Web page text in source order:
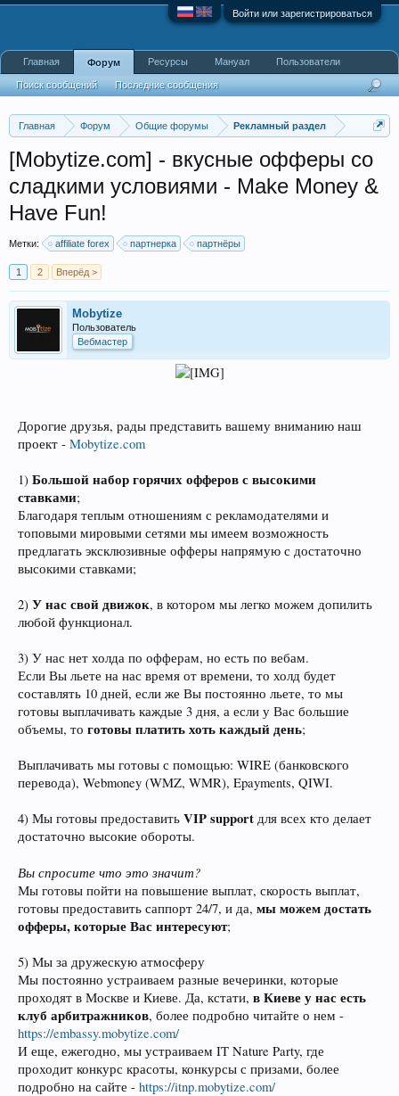
Войти или зарегистрироваться
Главная Форум Общие форумы Рекламный раздел
[Mobytize.com] - вкусные офферы со
сладкими условиями - Make Money &
Have Fun!
Метки: affiliate forex партнерка партнёры
1 2 Вперёд >
Mobytize
Пользователь
Вебмастер
Дорогие друзья, рады представить вашему вниманию наш
проект - Mobytize.com
1) Большой набор горячих офферов с высокими
ставками;
Благодаря теплым отношениям с рекламодателями и
топовыми мировыми сетями мы имеем возможность
предлагать эксклюзивные офферы напрямую с достаточно
высокими ставками;
2) У нас свой движок, в котором мы легко можем допилить
любой функционал.
3) У нас нет холда по офферам, но есть по вебам.
Если Вы льете на нас время от времени, то холд будет
составлять 10 дней, если же Вы постоянно льете, то мы
готовы выплачивать каждые 3 дня, а если у Вас большие
объемы, то готовы платить хоть каждый день;
Выплачивать мы готовы с помощью: WIRE (банковского
перевода), Webmoney (WMZ, WMR), Epayments, QIWI.
4) Мы готовы предоставить VIP support для всех кто делает
достаточно высокие обороты.
Вы спросите что это значит?
Мы готовы пойти на повышение выплат, скорость выплат,
готовы предоставить саппорт 24/7, и да, мы можем достать
офферы, которые Вас интересуют;
5) Мы за дружескую атмосферу
Мы постоянно устраиваем разные вечеринки, которые
проходят в Москве и Киеве. Да, кстати, в Киеве у нас есть
клуб арбитражников, более подробно читайте о нем -
https://embassy.mobytize.com/
И еще, ежегодно, мы устраиваем IT Nature Party, где
проходит конкурс красоты, конкурсы с призами, более
подробно на сайте - https://itnp.mobytize.com/
Главная Форум
Поиск сообщений Последние сообщения
Ресурсы Мануал Пользователи